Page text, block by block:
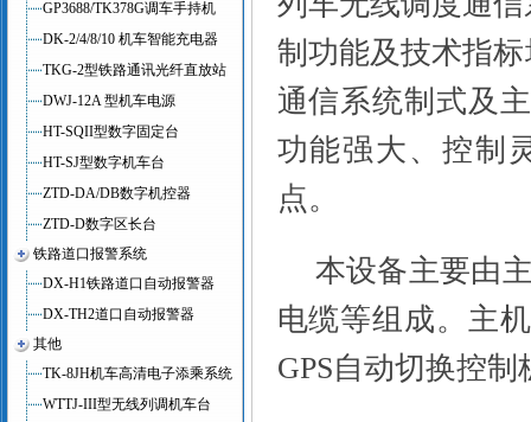
GP3688/TK378G调车手持机
DK-2/4/8/10 机车智能充电器
TKG-2型铁路通讯光纤直放站
DWJ-12A 型机车电源
HT-SQII型数字固定台
HT-SJ型数字机车台
ZTD-DA/DB数字机控器
ZTD-D数字区长台
铁路道口报警系统
DX-H1铁路道口自动报警器
DX-TH2道口自动报警器
其他
TK-8JH机车高清电子添乘系统
WTTJ-III型无线列调机车台
制功能及技术指
通信系统制式及
功能强大、控制
点。
本设备主要由
电缆等组成。主
GPS自动切换控制